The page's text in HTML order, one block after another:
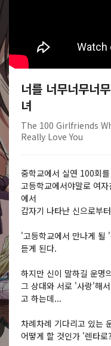
너를 너무너무너
녀
The 100 Girlfriends
Really Love You
중학교에서 실연 100회
고등학교에서야말로 여
에서
갑자기 나타난 신으로부터
'고등학교에서 만나게
듣게 된다.
하지만 신이 말하길 운명
그 상대와 서로 '사랑'해
고 하는데...
차례차례 기다리고 있
어떻게 할 것인가 '렌타